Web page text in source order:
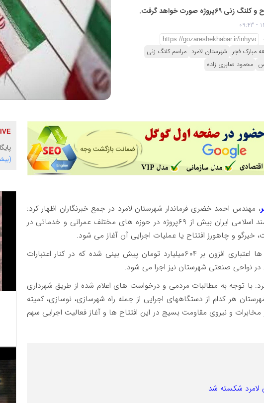
صورت خواهد گرفت.
مبارک فجر شهرستان لامرد مراسم کلنگ زنی
محمود صابری زاده
، مهندس احمد خضری فرماندار شهرستان لامرد در جمع خبرنگاران اظهار کرد:
همزمان با دهه مبارک فجر انقلاب شکوهمند اسلامی ایران بیش از ۶۹پروژه در حوزه های مختلف عمرانی و خدماتی در
خیرگو و چاهورز افتتاح یا عملیات اجرایی آن آغاز می شود.
فرماندار لامرد گفت: برای افتتاح این طرح ها اعتباری افزون بر ۶۰۴میلیارد تومان پیش بینی شده که در کنار اعتبارات
صنعتی شهرستان نیز اجرا می شود.
با توجه به مطالبات مردمی و درخواست های اعلام شده از طریق شهرداری
هر کدام از دستگاههای اجرایی از جمله راه شهرسازی، نوسازی، کمیته
مخابرات و نیروی مقاومت بسیج در این افتتاح ها و آغاز فعالیت اجرایی سهم
لامرد شکسته شد
پایگاه